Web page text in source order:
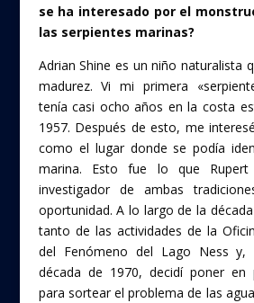
se ha interesado por el
las serpientes marinas?
Adrian Shine es un niño naturalista
madurez. Vi mi primera
tenía casi ocho años en la costa
1957. Después de esto, me
como el lugar donde se podía
marina. Esto fue lo que
investigador de ambas
oportunidad. A lo largo de la
tanto de las actividades de la
del Fenómeno del Lago Ness y,
década de 1970, decidí poner en
para sortear el problema de las